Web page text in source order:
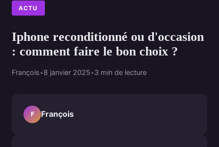
ACTU
Iphone reconditionné ou d'occasion
: comment faire le bon choix ?
François•8 janvier 2025•3 min de lecture
F François